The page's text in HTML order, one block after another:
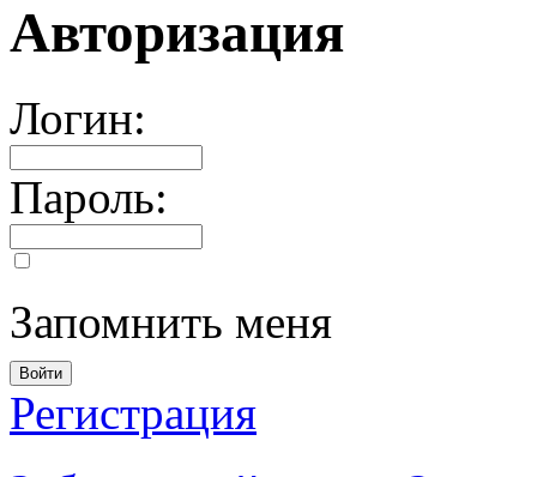
Авторизация
Логин:
Пароль:
Запомнить меня
Регистрация